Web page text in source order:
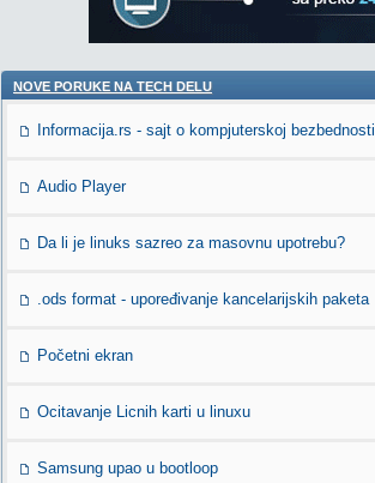
NOVE PORUKE NA TECH DELU
Informacija.rs - sajt o kompjuterskoj bezbednosti
Audio Player
Da li je linuks sazreo za masovnu upotrebu?
.ods format - upoređivanje kancelarijskih paketa
Početni ekran
Ocitavanje Licnih karti u linuxu
Samsung upao u bootloop